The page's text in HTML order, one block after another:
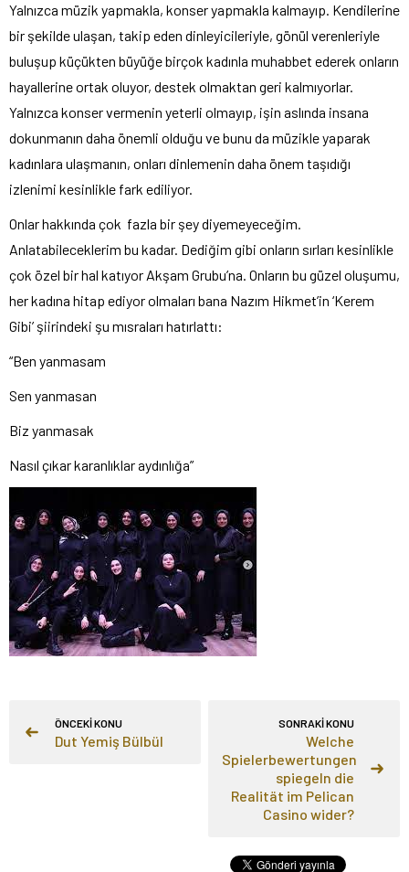
Yalnızca müzik yapmakla, konser yapmakla kalmayıp. Kendilerine
bir şekilde ulaşan, takip eden dinleyicileriyle, gönül verenleriyle
buluşup küçükten büyüğe birçok kadınla muhabbet ederek onların
hayallerine ortak oluyor, destek olmaktan geri kalmıyorlar.
Yalnızca konser vermenin yeterli olmayıp, işin aslında insana
dokunmanın daha önemli olduğu ve bunu da müzikle yaparak
kadınlara ulaşmanın, onları dinlemenin daha önem taşıdığı
izlenimi kesinlikle fark ediliyor.
Onlar hakkında çok fazla bir şey diyemeyeceğim.
Anlatabileceklerim bu kadar. Dediğim gibi onların sırları kesinlikle
çok özel bir hal katıyor Akşam Grubu’na. Onların bu güzel oluşumu,
her kadına hitap ediyor olmaları bana Nazım Hikmet’in ‘Kerem
Gibi’ şiirindeki şu mısraları hatırlattı:
“Ben yanmasam
Sen yanmasan
Biz yanmasak
Nasıl çıkar karanlıklar aydınlığa”
ÖNCEKİ KONU
Dut Yemiş Bülbül
SONRAKİ KONU
Welche
Spielerbewertungen
spiegeln die
Realität im Pelican
Casino wider?